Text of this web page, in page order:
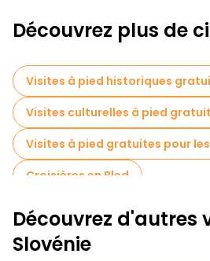
Découvrez plus de
Visites à pied historiques
Visites culturelles à pied
Visites à pied gratuites pour
Croisières en Bled
Visites de dégustation locales à
Excursions d'une journée
Découvrez d'autres
Slovénie